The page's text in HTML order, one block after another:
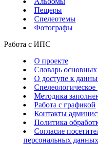
Пещеры
Спелеотемы
Фотографы
Работа с ИПС
О проекте
Словарь
О доступе к
Методика
Работа с графикой
Контакты
Политика
Согласие
персональных данных